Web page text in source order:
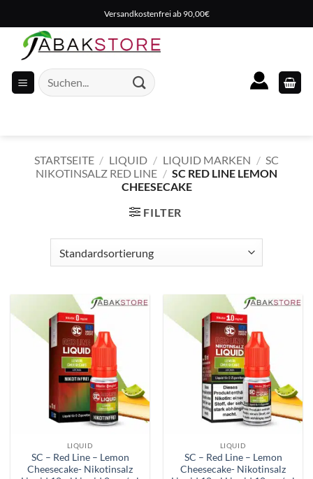
Inhalt
springen
Versandkostenfrei ab 90,00€
Suche
nach:
STARTSEITE / LIQUID / LIQUID MARKEN / SC
NIKOTINSALZ RED LINE / SC RED LINE LEMON
CHEESECAKE
FILTER
LIQUID
SC – Red Line – Lemon
Cheesecake- Nikotinsalz
LIQUID
SC – Red Line – Lemon
Cheesecake- Nikotinsalz